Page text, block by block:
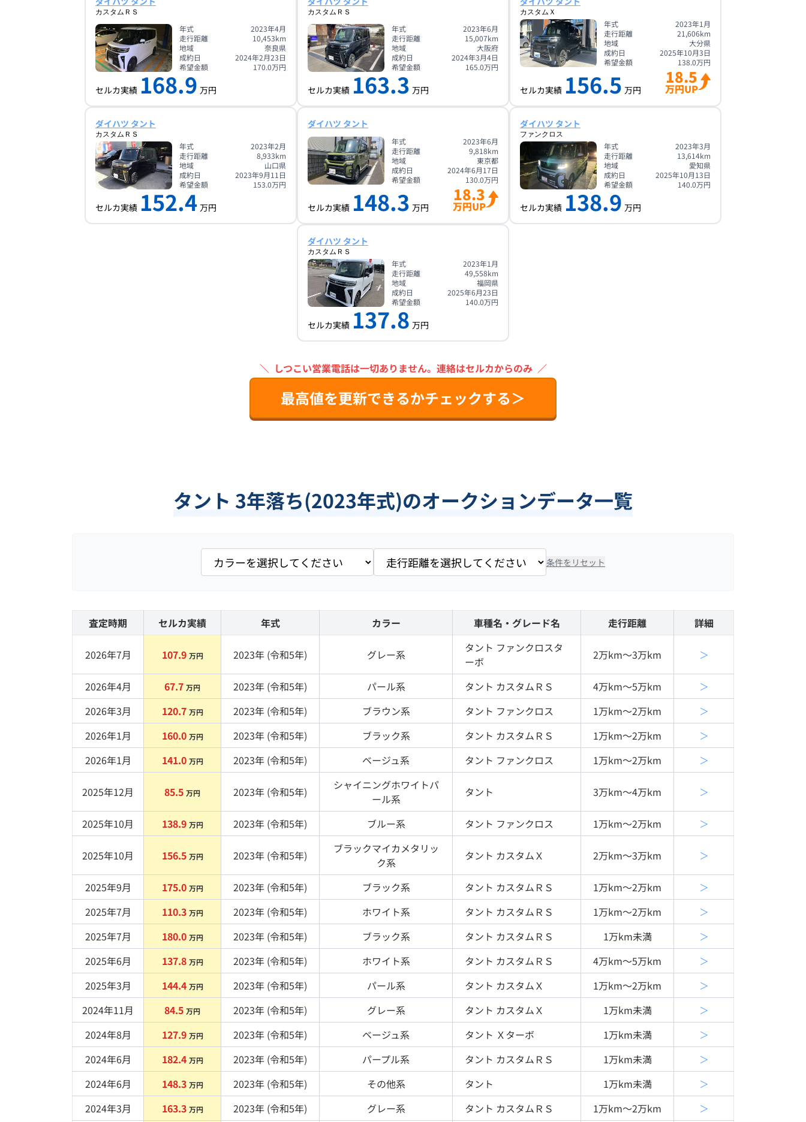
カスタムＲＳ
年式
2023年4月
走行距離
10,453km
地域
奈良県
成約日
2024年2月23日
希望金額
170.0万円
セルカ実績 168.9 万円
カスタムＲＳ
年式
2023年6月
走行距離
15,007km
地域
大阪府
成約日
2024年3月4日
希望金額
165.0万円
セルカ実績 163.3 万円
カスタムＸ
年式
2023年1月
走行距離
21,606km
地域
大分県
成約日
2025年10月3日
希望金額
138.0万円
セルカ実績 156.5 万円
18.5
万円UP
ダイハツ タント
カスタムＲＳ
年式
2023年2月
走行距離
8,933km
地域
山口県
成約日
2023年9月11日
希望金額
153.0万円
セルカ実績 152.4 万円
ダイハツ タント
年式
2023年6月
走行距離
9,818km
地域
東京都
成約日
2024年6月17日
希望金額
130.0万円
セルカ実績 148.3 万円
18.3
万円UP
ダイハツ タント
ファンクロス
年式
2023年3月
走行距離
13,614km
地域
愛知県
成約日
2025年10月13日
希望金額
140.0万円
セルカ実績 138.9 万円
ダイハツ タント
カスタムＲＳ
年式
2023年1月
走行距離
49,558km
地域
福岡県
成約日
2025年6月23日
希望金額
140.0万円
セルカ実績 137.8 万円
＼ しつこい営業電話は一切ありません。 連絡はセルカからのみ ／
最高値を更新できるかチェックする＞
タント 3年落ち(2023年式)のオークションデータ一覧
条件をリセット
査定時期 セルカ実績 年式 カラー 車種名・グレード名 走行距離 詳細
2026年7月 107.9 万円 2023年 (令和5年) グレー系 タント ファンクロスタ
ーボ
2万km〜3万km ＞
2026年4月 67.7 万円 2023年 (令和5年) パール系 タント カスタムＲＳ 4万km〜5万km
＞
2026年3月
120.7 万円 2023年 (令和5年) ブラウン系 タント ファンクロス 1万km〜2万km
＞
2026年1月
160.0 万円 2023年 (令和5年) ブラック系 タント カスタムＲＳ 1万km〜2万km
＞
2026年1月
141.0 万円 2023年 (令和5年) ベージュ系 タント ファンクロス 1万km〜2万km ＞
2025年12月 85.5 万円 2023年 (令和5年)
シャイニングホワイトパ
ール系 タント 3万km〜4万km ＞
2025年10月 138.9 万円 2023年 (令和5年) ブルー系 タント ファンクロス 1万km〜2万km ＞
2025年10月 156.5 万円 2023年 (令和5年)
ブラックマイカメタリッ
ク系 タント カスタムＸ 2万km〜3万km ＞
2025年9月 175.0 万円 2023年 (令和5年) ブラック系 タント カスタムＲＳ 1万km〜2万km
＞
2025年7月
110.3 万円 2023年 (令和5年) ホワイト系 タント カスタムＲＳ 1万km〜2万km
＞
2025年7月
180.0 万円 2023年 (令和5年) ブラック系 タント カスタムＲＳ 1万km未満
＞
2025年6月
137.8 万円 2023年 (令和5年) ホワイト系 タント カスタムＲＳ 4万km〜5万km
＞
2025年3月
144.4 万円 2023年 (令和5年) パール系 タント カスタムＸ 1万km〜2万km
＞
2024年11月
84.5 万円 2023年 (令和5年) グレー系 タント カスタムＸ 1万km未満
＞
2024年8月
127.9 万円 2023年 (令和5年) ベージュ系 タント Ｘターボ 1万km未満
＞
2024年6月
182.4 万円 2023年 (令和5年) パープル系 タント カスタムＲＳ 1万km未満
＞
2024年6月
148.3 万円 2023年 (令和5年) その他系 タント 1万km未満
＞
2024年3月
163.3 万円 2023年 (令和5年) グレー系 タント カスタムＲＳ 1万km〜2万km ＞